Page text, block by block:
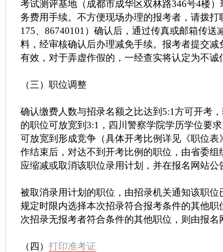
考试测评基地（成都市成华区双林路346号4楼
务费用手续。不方便现场办理的报考者，请拨打
175、86740101）确认后，通过传真或邮箱传送
料，经审核确认后办理减免手续。报考者提交减
有效，对于弄虚作假的，一经查实将认定为不诚
（三）职位调整
确认缴费人数与招录名额之比达到5:1方可开考
的职位可放宽到3:1，四川警察学院学历学位要
可放宽到形成竞争（具体开考比例详见《职位表
作结束后，对达不到开考比例的职位，由省委组
应缩减或取消该职位录用计划，并在报名网站公
被取消录用计划的职位，由招录机关通知该职位
规定时限内选择本次招录符合报考条件的其他职
次招录无报考者符合条件的其他职位，则由报名
（四） 打印准考证